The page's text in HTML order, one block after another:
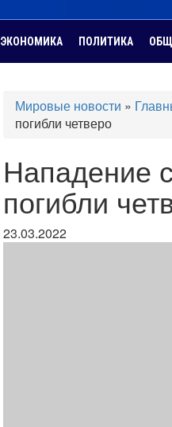
ЭКОНОМИКА ПОЛИТИКА
Мировые новости »
погибли четверо
Нападение
погибли
23.03.2022